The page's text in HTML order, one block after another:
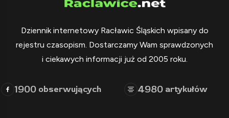
Dziennik internetowy Racławic Śląskich wpisany do
rejestru czasopism. Dostarczamy Wam sprawdzonych
i ciekawych informacji już od 2005 roku.
1900 obserwujących 4980 artykułów